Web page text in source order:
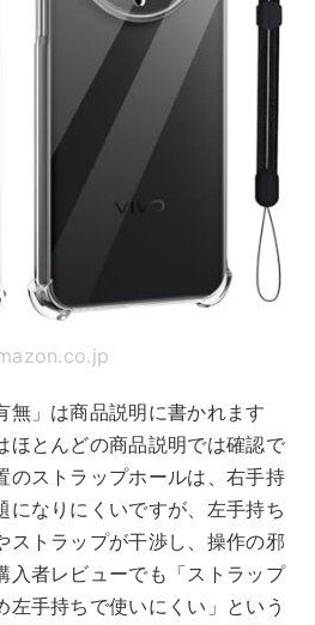
無」は商品説明に書かれます
ほとんどの商品説明では確認で
のストラップホールは、右手持
になりにくいですが、左手持ち
ストラップが干渉し、操作の邪
入者レビューでも「ストラップ
左手持ちで使いにくい」という